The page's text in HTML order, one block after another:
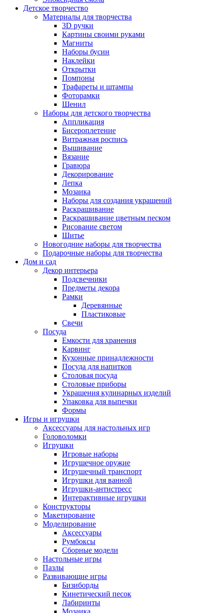
Детское творчество
Материалы для творчества
3D ручки
Картины своими руками
Магниты
Наборы бусин
Наклейки
Открытки
Помпоны
Трафареты и штампы
Фоторамки
Шенил
Наборы для детского творчества
Аппликация
Бисероплетение
Витражная роспись
Вышивание
Вязание
Гравюра
Декорирование
Лепка
Мозаика
Наборы для создания украшений
Раскрашивание
Раскрашивание цветным песком
Рисование светом
Шитье
Новогодние наборы для творчества
Подарочные наборы для творчества
Дом и сад
Декор интерьера
Подсвечники
Предметы декора
Рамки
Деревянные
Пластиковые
Свечи
Посуда
Емкости для хранения
Карвинг
Кухонные принадлежности
Посуда для напитков
Столовая посуда
Столовые приборы
Украшения кулинарных изделий
Упаковка для выпечки
Формы
Игры и игрушки
Аксессуары для настольных игр
Головоломки
Игрушки
Игровые наборы
Игрушечное оружие
Игрушечный транспорт
Игрушки для ванной
Игрушки-антистресс
Интерактивные игрушки
Конструкторы
Макетирование
Моделирование
Аксессуары
Румбоксы
Сборные модели
Настольные игры
Пазлы
Развивающие игры
Бизиборды
Кинетический песок
Лабиринты
Мозаика